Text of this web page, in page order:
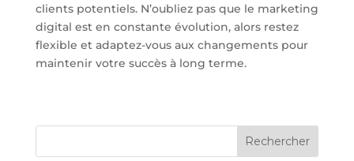
clients potentiels. N’oubliez pas que le marketing
digital est en constante évolution, alors restez
flexible et adaptez-vous aux changements pour
maintenir votre succès à long terme.